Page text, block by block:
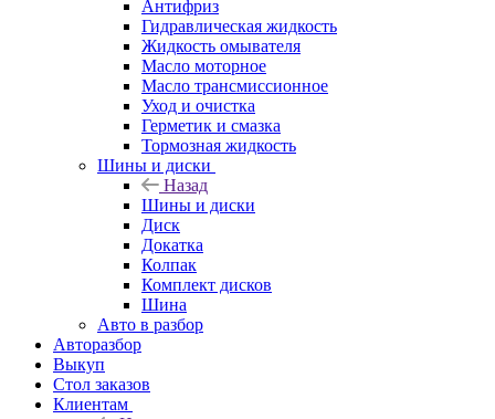
Антифриз
Гидравлическая жидкость
Жидкость омывателя
Масло моторное
Масло трансмиссионное
Уход и очистка
Герметик и смазка
Тормозная жидкость
Шины и диски
Назад
Шины и диски
Диск
Докатка
Колпак
Комплект дисков
Шина
Авто в разбор
Авторазбор
Выкуп
Стол заказов
Клиентам